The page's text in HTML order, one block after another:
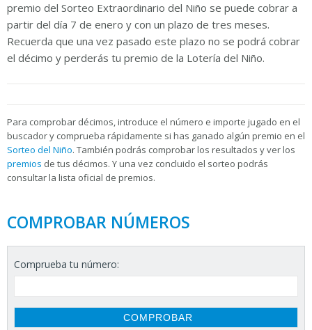
premio del Sorteo Extraordinario del Niño se puede cobrar a
partir del día 7 de enero y con un plazo de tres meses.
Recuerda que una vez pasado este plazo no se podrá cobrar
el décimo y perderás tu premio de la Lotería del Niño.
Para comprobar décimos, introduce el número e importe jugado en el
buscador y comprueba rápidamente si has ganado algún premio en el
Sorteo del Niño. También podrás comprobar los resultados y ver los
premios de tus décimos. Y una vez concluido el sorteo podrás
consultar la lista oficial de premios.
COMPROBAR NÚMEROS
Comprueba tu número: